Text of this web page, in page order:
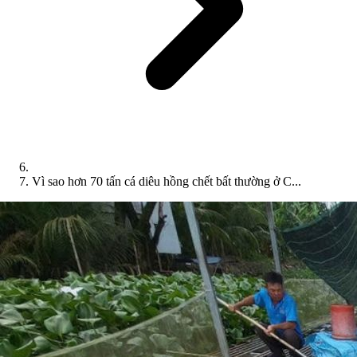
Vì sao hơn 70 tấn cá diêu hồng chết bất thường ở C...